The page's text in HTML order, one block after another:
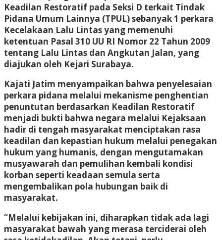
Keadilan Restoratif pada Seksi D terkait Tindak
Pidana Umum Lainnya (TPUL) sebanyak 1 perkara
Kecelakaan Lalu Lintas yang memenuhi
ketentuan Pasal 310 UU RI Nomor 22 Tahun 2009
tentang Lalu Lintas dan Angkutan Jalan, yang
diajukan oleh Kejari Surabaya.
Kajati Jatim menyampaikan bahwa penyelesaian
perkara pidana melalui mekanisme penghentian
penuntutan berdasarkan Keadilan Restoratif
menjadi bukti bahwa negara melalui Kejaksaan
hadir di tengah masyarakat menciptakan rasa
keadilan dan kepastian hukum melalui penegakan
hukum yang humanis, dengan mengutamakan
musyawarah dan pemulihan kembali kondisi
korban seperti keadaan semula serta
mengembalikan pola hubungan baik di
masyarakat.
“Melalui kebijakan ini, diharapkan tidak ada lagi
masyarakat bawah yang merasa terciderai oleh